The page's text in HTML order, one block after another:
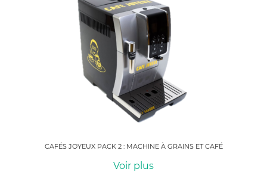
CAFÉS JOYEUX PACK 2 : MACHINE À GRAINS ET CAFÉ
Voir plus